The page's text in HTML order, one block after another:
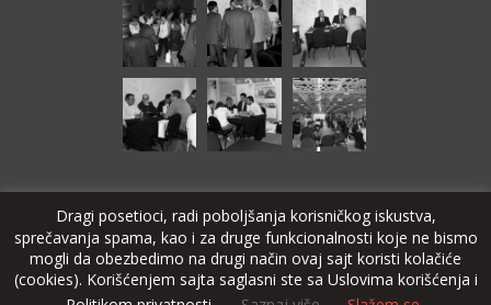
© Copyright 2024 SAT-TRAKT DOO Bačka Topola
stcable.tv alarmsystems.rs echolite.com
Dragi posetioci, radi poboljšanja korisničkog iskustva,
sprečavanja spama, kao i za druge funkcionalnosti koje ne bismo
mogli da obezbedimo na drugi način ovaj sajt koristi kolačiće
(cookies). Korišćenjem sajta saglasni ste sa Uslovima korišćenja i